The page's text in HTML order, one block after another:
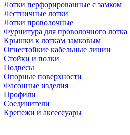
Лотки перфорированные с замком
Лестничные лотки
Лотки проволочные
Фурнитура для проволочного лотка
Крышки к лоткам замковым
Огнестойкие кабельные линии
Стойки и полки
Подвесы
Опорные поверхности
Фасонные изделия
Профили
Соединители
Крепежи и аксессуары